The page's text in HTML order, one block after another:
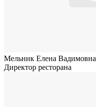
Мельник Елена Вадимовна
Директор ресторана